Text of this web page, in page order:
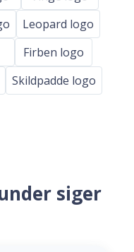
Leopard logo
Firben logo
Skildpadde logo
siger